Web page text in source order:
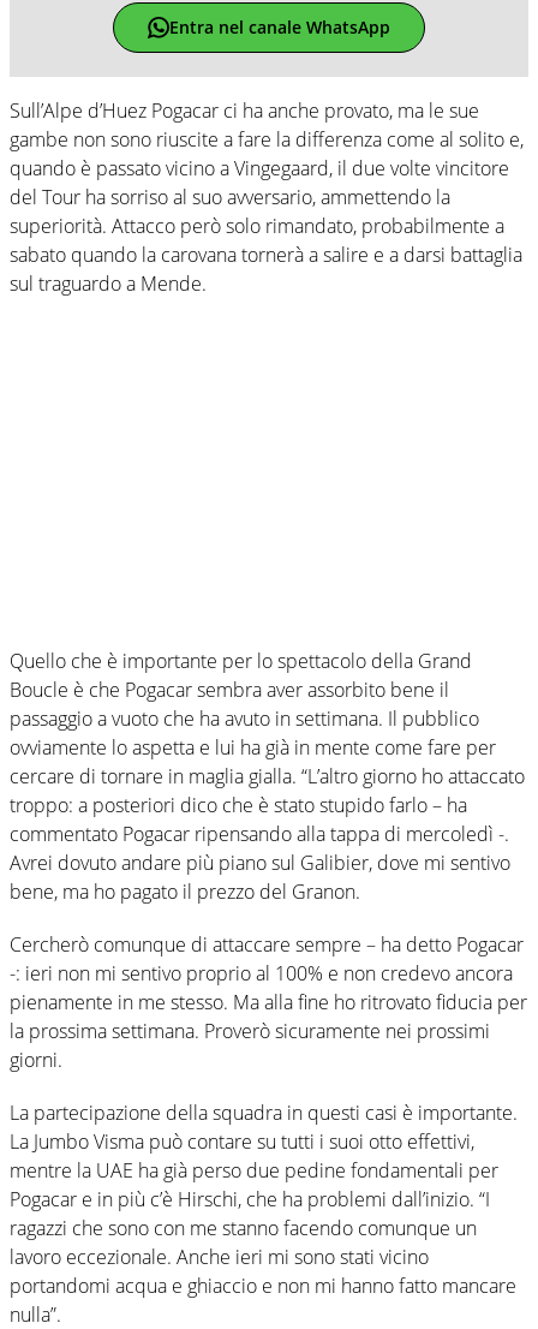
Entra nel canale WhatsApp
Sull’Alpe d’Huez Pogacar ci ha anche provato, ma le sue
gambe non sono riuscite a fare la differenza come al solito e,
quando è passato vicino a Vingegaard, il due volte vincitore
del Tour ha sorriso al suo avversario, ammettendo la
superiorità. Attacco però solo rimandato, probabilmente a
sabato quando la carovana tornerà a salire e a darsi battaglia
sul traguardo a Mende.
Quello che è importante per lo spettacolo della Grand
Boucle è che Pogacar sembra aver assorbito bene il
passaggio a vuoto che ha avuto in settimana. Il pubblico
ovviamente lo aspetta e lui ha già in mente come fare per
cercare di tornare in maglia gialla. “L’altro giorno ho attaccato
troppo: a posteriori dico che è stato stupido farlo – ha
commentato Pogacar ripensando alla tappa di mercoledì -.
Avrei dovuto andare più piano sul Galibier, dove mi sentivo
bene, ma ho pagato il prezzo del Granon.
Cercherò comunque di attaccare sempre – ha detto Pogacar
-: ieri non mi sentivo proprio al 100% e non credevo ancora
pienamente in me stesso. Ma alla fine ho ritrovato fiducia per
la prossima settimana. Proverò sicuramente nei prossimi
giorni.
La partecipazione della squadra in questi casi è importante.
La Jumbo Visma può contare su tutti i suoi otto effettivi,
mentre la UAE ha già perso due pedine fondamentali per
Pogacar e in più c’è Hirschi, che ha problemi dall’inizio. “I
ragazzi che sono con me stanno facendo comunque un
lavoro eccezionale. Anche ieri mi sono stati vicino
portandomi acqua e ghiaccio e non mi hanno fatto mancare
nulla”.